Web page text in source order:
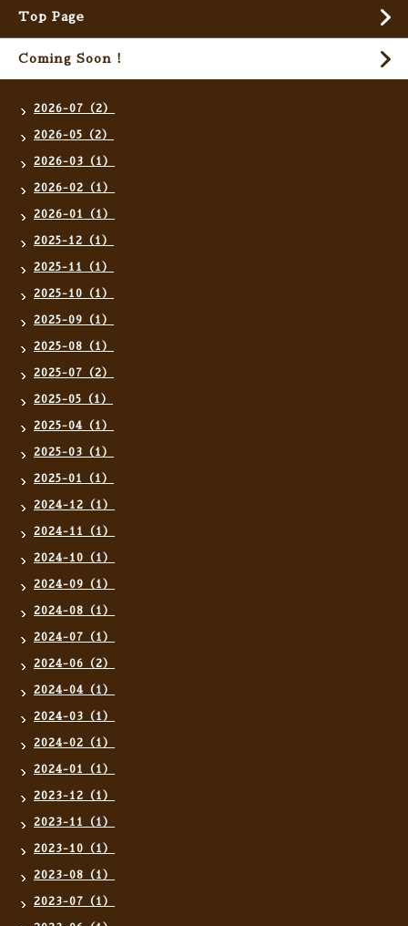
Top Page
Coming Soon !
2026-07（2）
2026-05（2）
2026-03（1）
2026-02（1）
2026-01（1）
2025-12（1）
2025-11（1）
2025-10（1）
2025-09（1）
2025-08（1）
2025-07（2）
2025-05（1）
2025-04（1）
2025-03（1）
2025-01（1）
2024-12（1）
2024-11（1）
2024-10（1）
2024-09（1）
2024-08（1）
2024-07（1）
2024-06（2）
2024-04（1）
2024-03（1）
2024-02（1）
2024-01（1）
2023-12（1）
2023-11（1）
2023-10（1）
2023-08（1）
2023-07（1）